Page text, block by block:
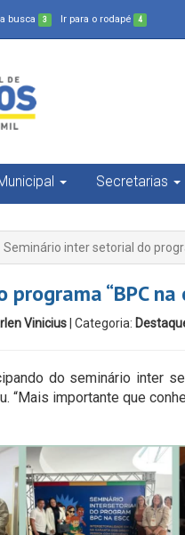
busca 3 Ir para o rodapé 4
Secretarias
Seminário inter setorial do
“BPC na
Vinicius | Categoria:
do seminário inter
“Mais importante que